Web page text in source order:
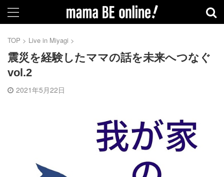
TOP > Live in Miyagi >
震災を経験したママの話を未来へつなぐ
vol.2
2021年5月22日